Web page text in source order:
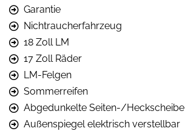
Garantie
Nichtraucherfahrzeug
18 Zoll LM
17 Zoll Räder
LM-Felgen
Sommerreifen
Abgedunkelte Seiten-/Heckscheibe
Außenspiegel elektrisch verstellbar